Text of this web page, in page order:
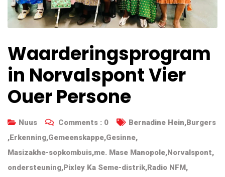
Waarderingsprogram
in Norvalspont Vier
Ouer Persone
Nuus Comments : 0 Bernadine Hein,Burgers
,Erkenning,Gemeenskappe,Gesinne,
Masizakhe-sopkombuis,me. Mase Manopole,Norvalspont,
ondersteuning,Pixley Ka Seme-distrik,Radio NFM,